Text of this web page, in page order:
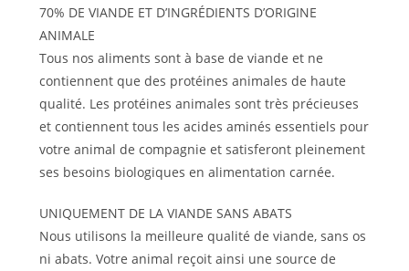
70% DE VIANDE ET D’INGRÉDIENTS D’ORIGINE
ANIMALE
Tous nos aliments sont à base de viande et ne
contiennent que des protéines animales de haute
qualité. Les protéines animales sont très précieuses
et contiennent tous les acides aminés essentiels pour
votre animal de compagnie et satisferont pleinement
ses besoins biologiques en alimentation carnée.
UNIQUEMENT DE LA VIANDE SANS ABATS
Nous utilisons la meilleure qualité de viande, sans os
ni abats. Votre animal reçoit ainsi une source de